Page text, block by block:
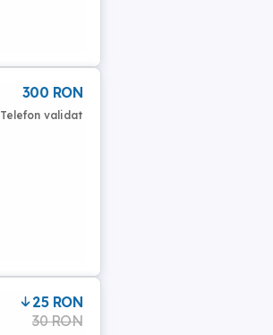
300 RON
Telefon validat
25 RON
30 RON